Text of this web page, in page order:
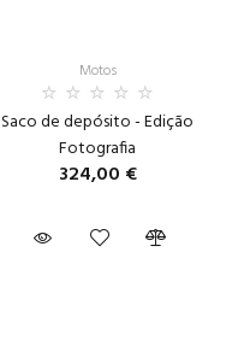
Motos
Saco de depósito - Edição
Fotografia
324,00 €